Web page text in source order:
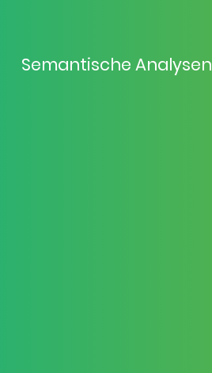
Semantische Analysen